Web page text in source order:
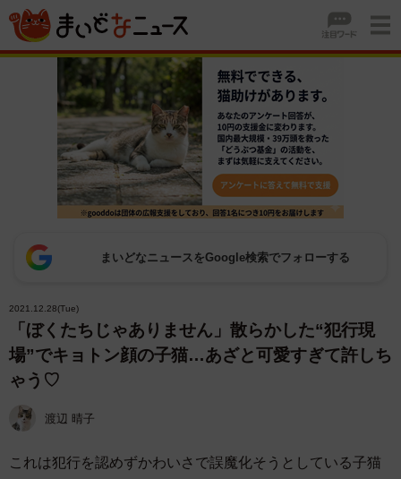
まいどなニュースをGoogle検索でフォローする
2021.12.28(Tue)
「ぼくたちじゃありません」散らかした“犯行現
場”でキョトン顔の子猫…あざと可愛すぎて許しち
ゃう♡
渡辺 晴子
これは犯行を認めずかわいさで誤魔化そうとしている子猫